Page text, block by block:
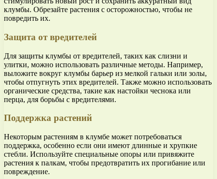
клумбы. Обрезайте растения с осторожностью, чтобы не
повредить их.
Защита от вредителей
Для защиты клумбы от вредителей, таких как слизни и
улитки, можно использовать различные методы. Например,
выложите вокруг клумбы барьер из мелкой гальки или золы,
чтобы отпугнуть этих вредителей. Также можно использовать
органические средства, такие как настойки чеснока или
перца, для борьбы с вредителями.
Поддержка растений
Некоторым растениям в клумбе может потребоваться
поддержка, особенно если они имеют длинные и хрупкие
стебли. Используйте специальные опоры или привяжите
растения к палкам, чтобы предотвратить их прогибание или
повреждение.